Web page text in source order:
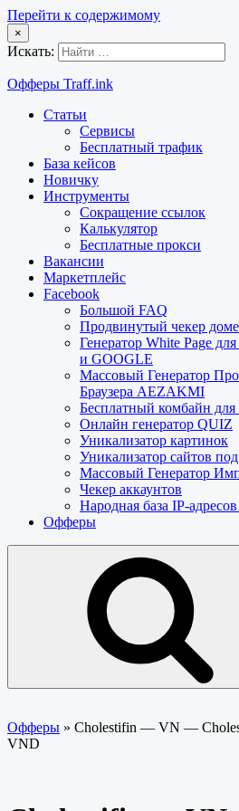
Перейти к содержимому
×
Искать:
Офферы Traff.ink
Статьи
Сервисы
Бесплатный трафик
База кейсов
Новичку
Инструменты
Сокращение ссылок
Калькулятор
Бесплатные прокси
Вакансии
Маркетплейс
Facebook
Большой FAQ
Продвинутый чекер
Генератор White Page
и GOOGLE
Массовый Генератор
Браузера AEZAKMI
Бесплатный комбайн для
Онлайн генератор QUIZ
Уникализатор картинок
Уникализатор сайтов
Массовый Генератор
Чекер аккаунтов
Народная база IP-
Офферы
Офферы » Cholestifin — VN —
VND